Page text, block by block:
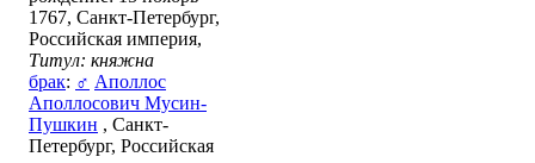
1767, Санкт-Петербург,
Российская империя,
Титул: княжна
брак: ♂ Аполлос
Аполлосович Мусин-
Пушкин , Санкт-
Петербург, Российская